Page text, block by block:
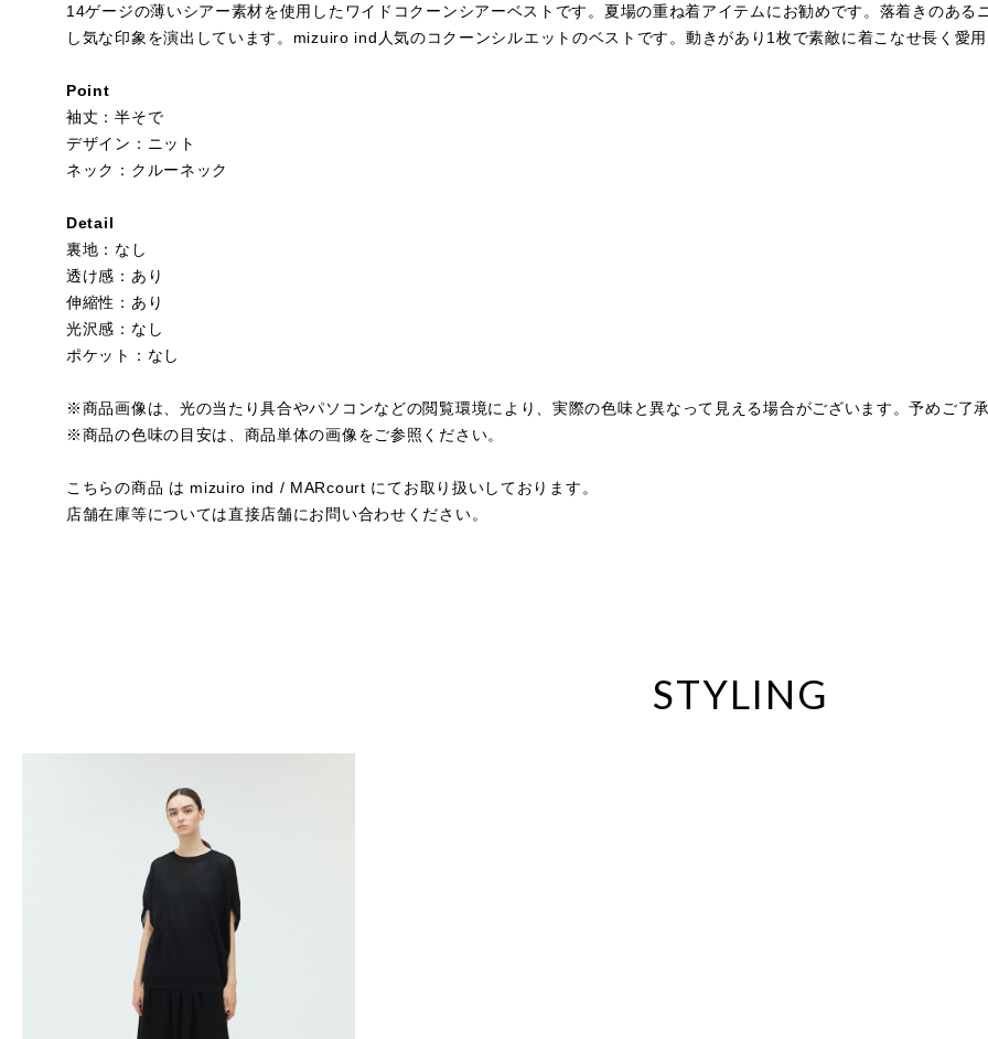
14ゲージの薄いシアー素材を使用したワイドコクーンシアーベストです。夏場の重ね着アイテムにお勧めです。落着きのあ
し気な印象を演出しています。mizuiro ind人気のコクーンシルエットのベストです。動きがあり1枚で素敵に着こなせ長く愛
Point
袖丈：半そで
デザイン：ニット
ネック：クルーネック
Detail
裏地：なし
透け感：あり
伸縮性：あり
光沢感：なし
ポケット：なし
※商品画像は、光の当たり具合やパソコンなどの閲覧環境により、実際の色味と異なって見える場合がございます。予めご了承
※商品の色味の目安は、商品単体の画像をご参照ください。
こちらの商品 は mizuiro ind / MARcourt にてお取り扱いしております。
店舗在庫等については直接店舗にお問い合わせください。
STYLING